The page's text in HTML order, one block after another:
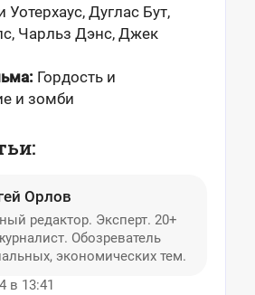
Дуглас Бут,
Чарльз Дэнс, Джек
Гордость и
и зомби
Орлов
редактор. Эксперт. 20+
Обозреватель
экономических тем.
в 13:41